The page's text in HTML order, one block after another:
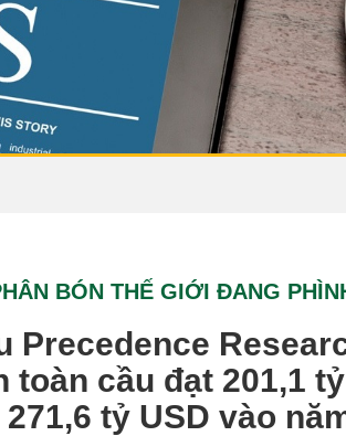
BÓN THẾ GIỚI ĐANG
Precedence
cầu đạt 201,1
tỷ USD vào